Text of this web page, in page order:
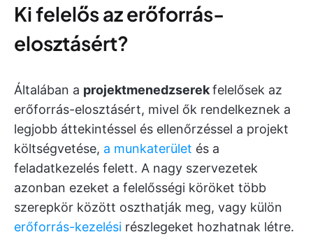
Ki felelős az erőforrás-
elosztásért?
Általában a projektmenedzserekfelelősek az
erőforrás-elosztásért, mivel ők rendelkeznek a
legjobb áttekintéssel és ellenőrzéssel a projekt
költségvetése, a munkaterület és a
feladatkezelés felett. A nagy szervezetek
azonban ezeket a felelősségi köröket több
szerepkör között oszthatják meg, vagy külön
erőforrás-kezelési részlegeket hozhatnak létre.